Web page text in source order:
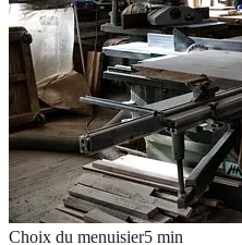
Choix du menuisier5 min